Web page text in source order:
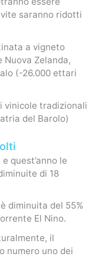
saranno ridotti
a vigneto
Nuova Zelanda,
(-26.000 ettari
vinicole tradizionali
del Barolo)
quest’anno le
di 18
diminuita del 55%
El Nino.
il
numero uno dei